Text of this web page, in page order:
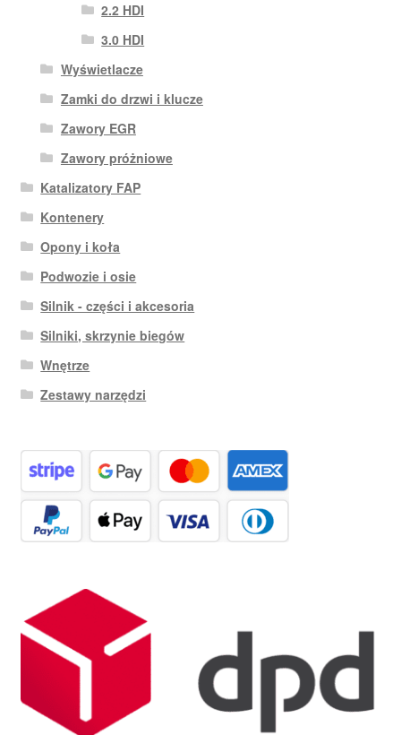
2.2 HDI
3.0 HDI
Wyświetlacze
Zamki do drzwi i klucze
Zawory EGR
Zawory próżniowe
Katalizatory FAP
Kontenery
Opony i koła
Podwozie i osie
Silnik - części i akcesoria
Silniki, skrzynie biegów
Wnętrze
Zestawy narzędzi